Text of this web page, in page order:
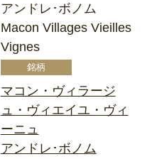
アンドレ･ボノム
Macon Villages Vieilles
Vignes
マコン・ヴィラージ
ュ・ヴィエイユ・ヴィ
ーニュ
アンドレ･ボノム